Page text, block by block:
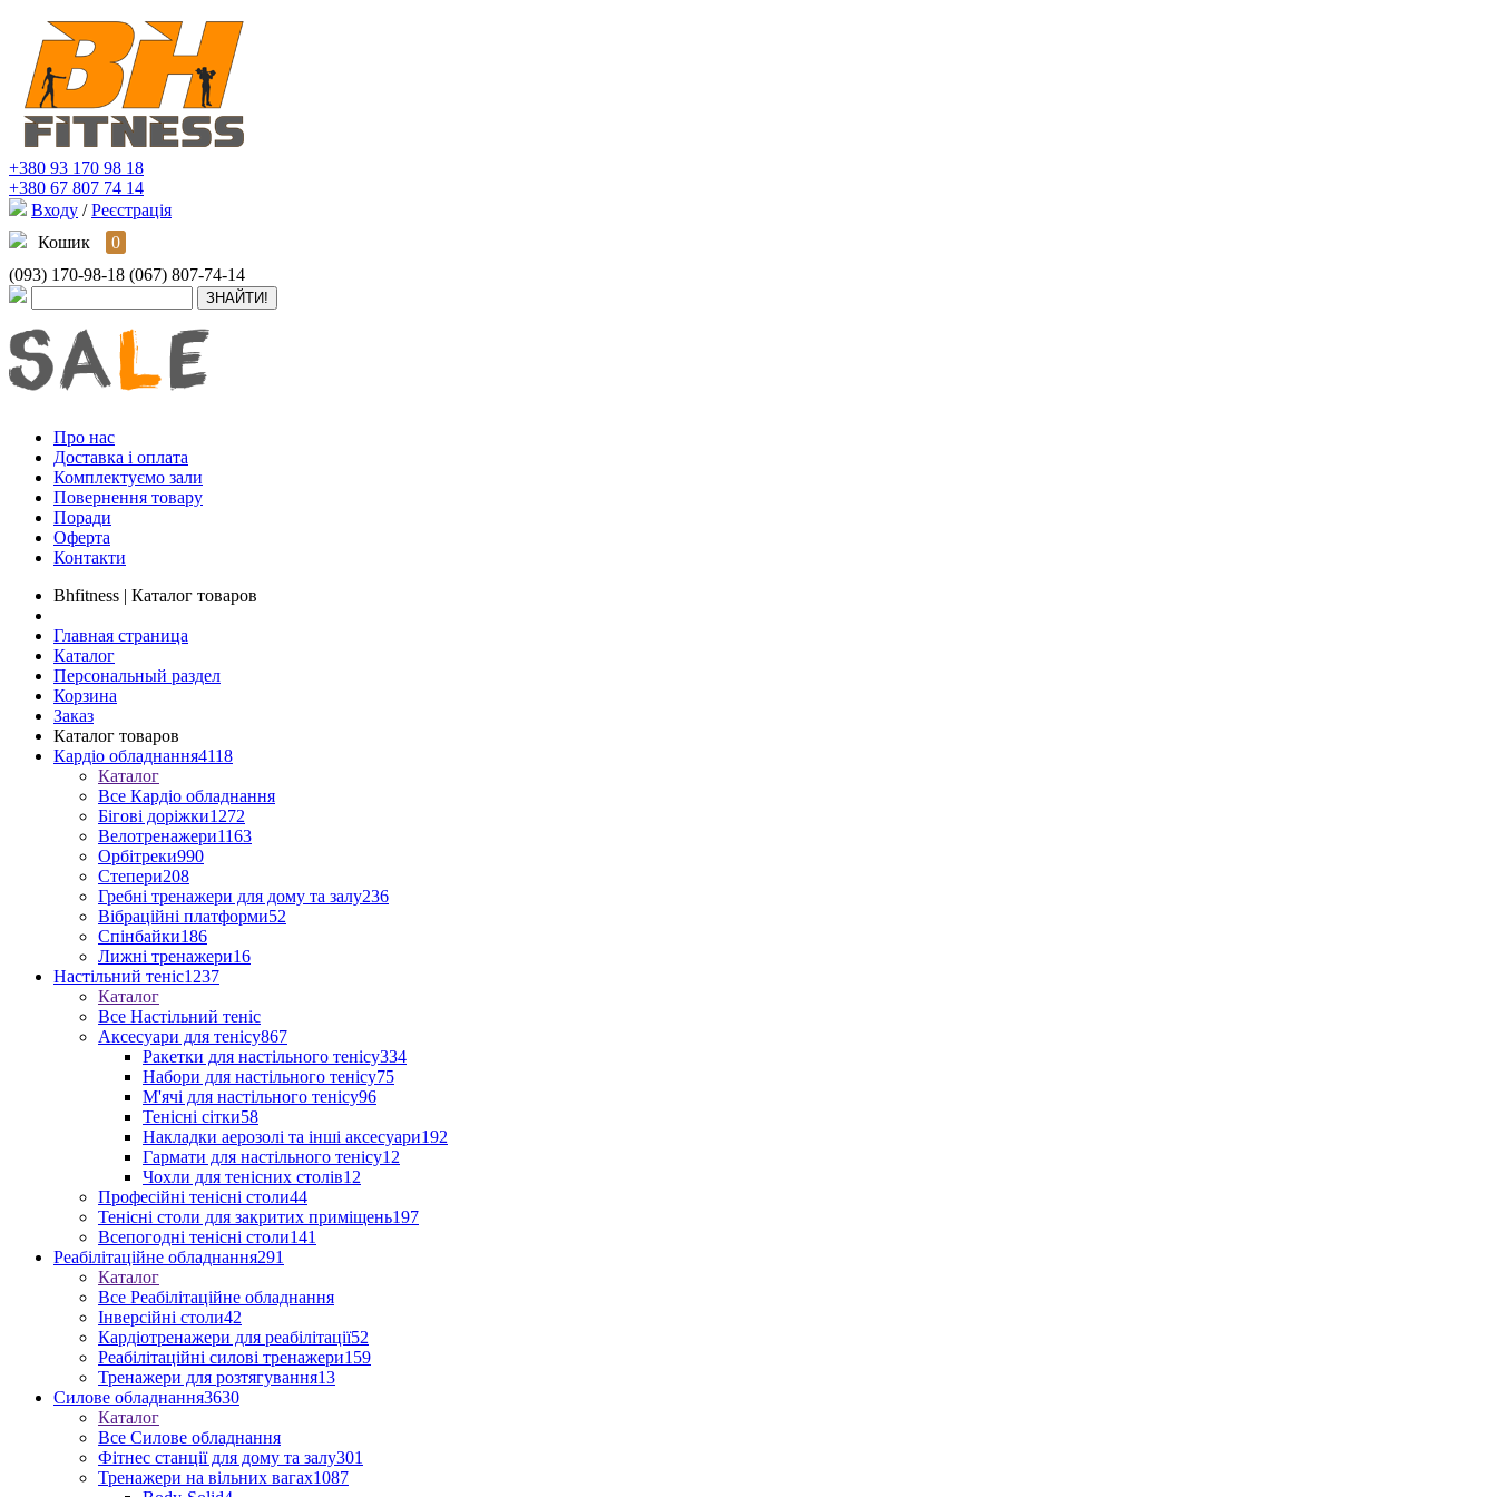
+380 93 170 98 18
+380 67 807 74 14
Входу / Реєстрація
Кошик
0
(093) 170-98-18 (067) 807-74-14
Про нас
Доставка і оплата
Комплектуємо зали
Повернення товару
Поради
Оферта
Контакти
Bhfitness | Каталог товаров
Главная страница
Каталог
Персональный раздел
Корзина
Заказ
Каталог товаров
Кардіо обладнання4118
Каталог
Все Кардіо обладнання
Бігові доріжки1272
Велотренажери1163
Орбітреки990
Степери208
Гребні тренажери для дому та залу236
Вібраційні платформи52
Спінбайки186
Лижні тренажери16
Настільний теніс1237
Каталог
Все Настільний теніс
Аксесуари для тенісу867
Ракетки для настільного тенісу334
Набори для настільного тенісу75
М'ячі для настільного тенісу96
Тенісні сітки58
Накладки аерозолі та інші аксесуари192
Гармати для настільного тенісу12
Чохли для тенісних столів12
Професійні тенісні столи44
Тенісні столи для закритих приміщень197
Всепогодні тенісні столи141
Реабілітаційне обладнання291
Каталог
Все Реабілітаційне обладнання
Інверсійні столи42
Кардіотренажери для реабілітації52
Реабілітаційні силові тренажери159
Тренажери для розтягування13
Силове обладнання3630
Каталог
Все Силове обладнання
Фітнес станції для дому та залу301
Тренажери на вільних вагах1087